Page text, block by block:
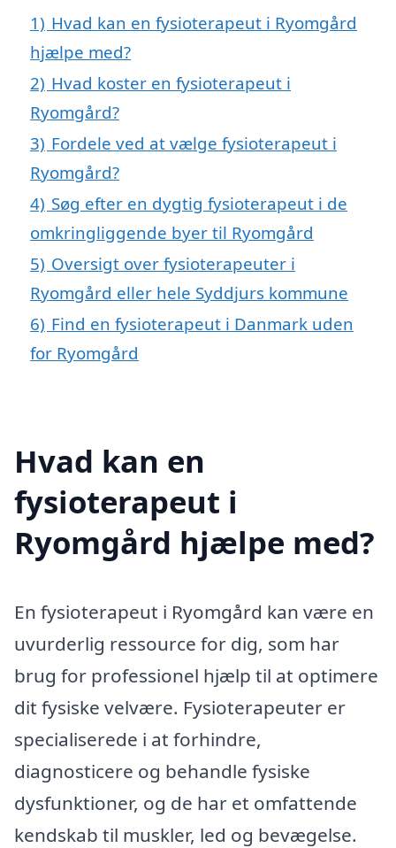
1) Hvad kan en fysioterapeut i Ryomgård
hjælpe med?
2) Hvad koster en fysioterapeut i
Ryomgård?
3) Fordele ved at vælge fysioterapeut i
Ryomgård?
4) Søg efter en dygtig fysioterapeut i de
omkringliggende byer til Ryomgård
5) Oversigt over fysioterapeuter i
Ryomgård eller hele Syddjurs kommune
6) Find en fysioterapeut i Danmark uden
for Ryomgård
Hvad kan en
fysioterapeut i
Ryomgård hjælpe med?
En fysioterapeut i Ryomgård kan være en
uvurderlig ressource for dig, som har
brug for professionel hjælp til at optimere
dit fysiske velvære. Fysioterapeuter er
specialiserede i at forhindre,
diagnosticere og behandle fysiske
dysfunktioner, og de har et omfattende
kendskab til muskler, led og bevægelse.